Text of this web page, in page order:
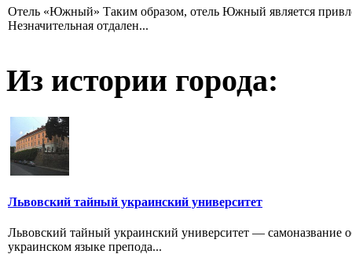
Отель «Южный» Таким образом, отель Южный является
Незначительная отдален...
Из истории города:
Львовский тайный украинский университет
Львовский тайный украинский университет — самоназвание
украинском языке препода...